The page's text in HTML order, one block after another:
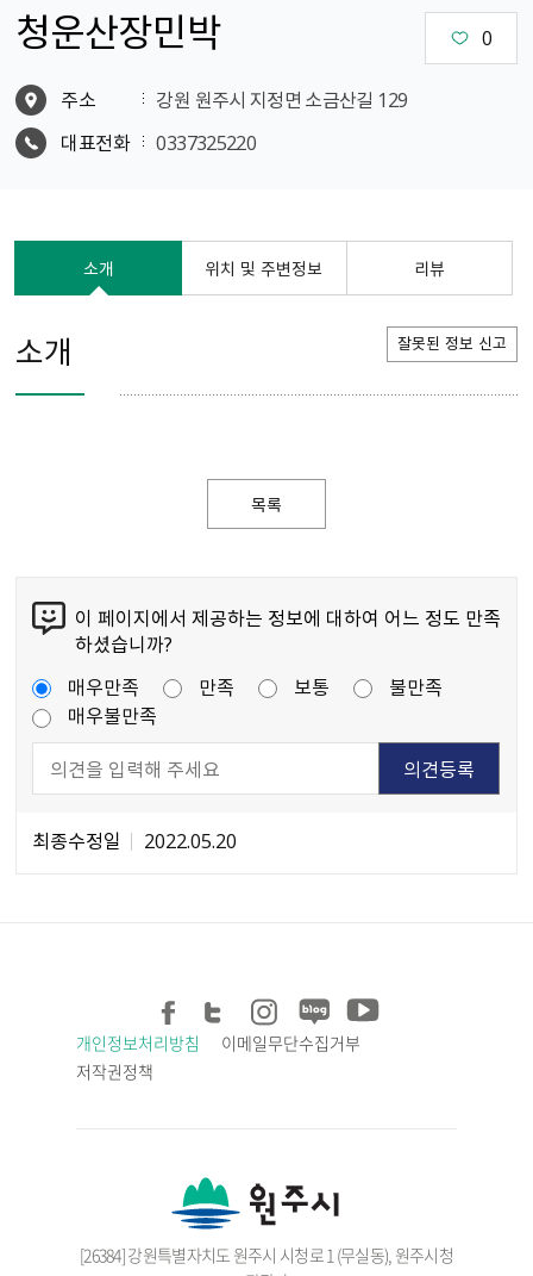
청운산장민박 0
주소
강원 원주시 지정면 소금산길 129
대표전화
0337325220
소개 위치 및 주변정보 리뷰
소개 잘못된 정보 신고
목록
이 페이지에서 제공하는 정보에 대하여 어느 정도 만족
하셨습니까?
매우만족
만족 보통
불만족
매우불만족
최종수정일 2022.05.20
개인정보처리방침
이메일무단수집거부
저작권정책
[26384] 강원특별자치도 원주시 시청로 1 (무실동), 원주시청